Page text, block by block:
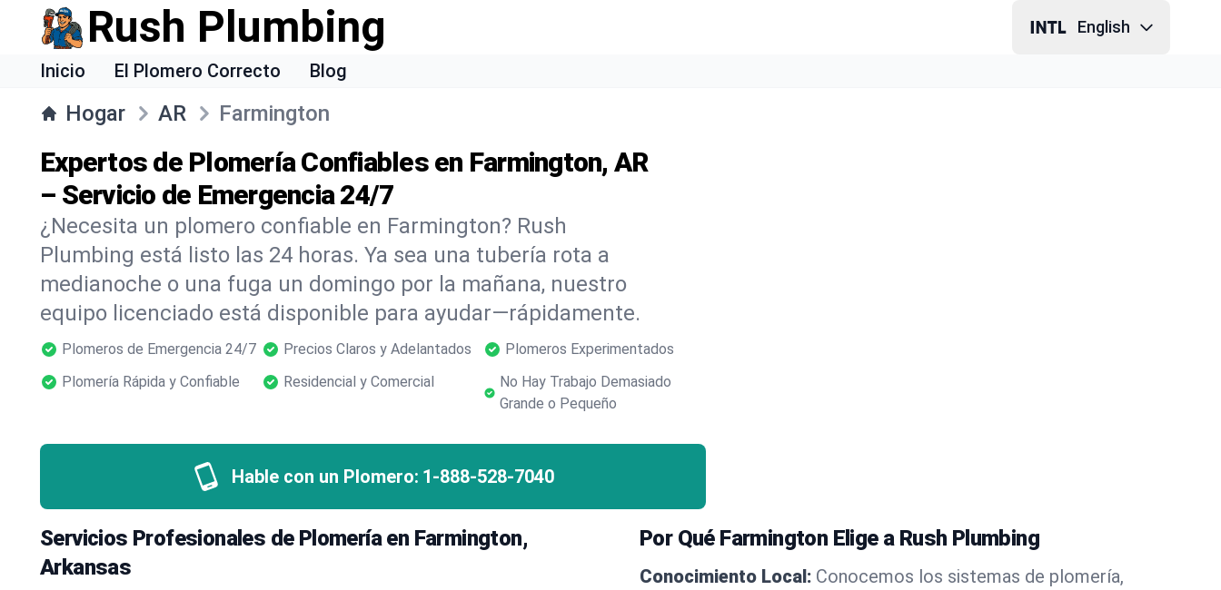
Rush Plumbing English
Inicio El Plomero Correcto Blog
Hogar AR Farmington
Expertos de Plomería Confiables en Farmington, AR
– Servicio de Emergencia 24/7
¿Necesita un plomero confiable en Farmington? Rush
Plumbing está listo las 24 horas. Ya sea una tubería rota a
medianoche o una fuga un domingo por la mañana, nuestro
equipo licenciado está disponible para ayudar—rápidamente.
Plomeros de Emergencia 24/7 Precios Claros y Adelantados
Plomeros Experimentados
Plomería Rápida y Confiable
Residencial y Comercial
No Hay Trabajo Demasiado
Grande o Pequeño
Hable con un Plomero: 1-888-528-7040
Servicios Profesionales de Plomería en Farmington,
Arkansas
Por Qué Farmington Elige a Rush Plumbing
Conocimiento Local: Conocemos los sistemas de plomería,